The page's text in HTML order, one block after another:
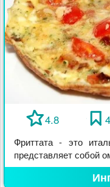
4.8
Фриттата - это
представляет собой